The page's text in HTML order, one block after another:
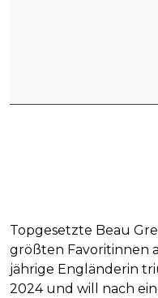
Topgesetzte Beau
größten Favoritinnen
jährige Engländerin
2024 und will nach